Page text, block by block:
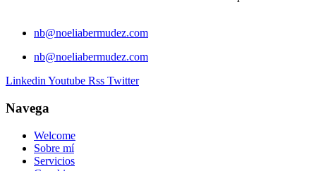
nb@noeliabermudez.com
nb@noeliabermudez.com
Linkedin Youtube Rss Twitter
Navega
Welcome
Sobre mí
Servicios